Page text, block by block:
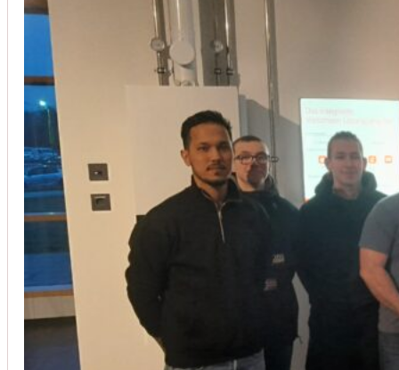
Installation von Klimaanlagen
SERVICE
Wir legen großen Wert auf Qualität und
Kundenzufriedenheit. Bei der Installation von
Klimaanlagen verwenden wir nur hochwertige
Produkte führender Hersteller und gewährleisten,
dass jede Installation nicht nur effizient, sondern
auch energieeinsparend ist.